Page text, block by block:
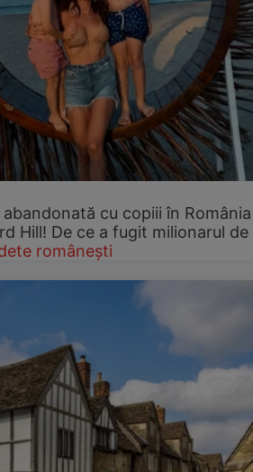
cu copiii în
Hill! De ce a fugit milionarul de
românești